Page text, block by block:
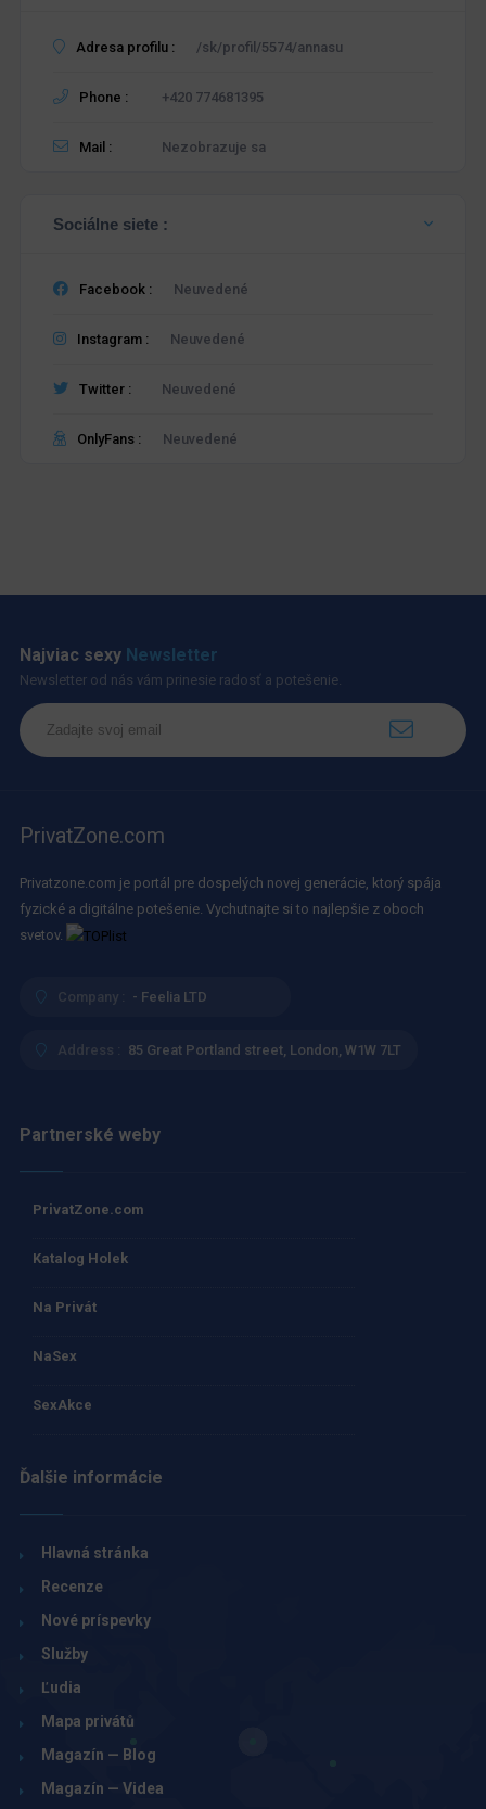
Adresa profilu : /sk/profil/5574/annasu
Phone : +420 774681395
Mail : Nezobrazuje sa
Sociálne siete :
Facebook : Neuvedené
Instagram : Neuvedené
Twitter : Neuvedené
OnlyFans : Neuvedené
Najviac sexy Newsletter
Newsletter od nás vám prinesie radosť a potešenie.
PrivatZone.com
Privatzone.com je portál pre dospelých novej generácie, ktorý spája
fyzické a digitálne potešenie. Vychutnajte si to najlepšie z oboch
svetov.
Company : - Feelia LTD
Address : 85 Great Portland street, London, W1W 7LT
Partnerské weby
PrivatZone.com
Katalog Holek
Na Privát
NaSex
SexAkce
Ďalšie informácie
Hlavná stránka
Recenze
Nové príspevky
Služby
Ľudia
Mapa privátů
Magazín — Blog
Magazín — Videa